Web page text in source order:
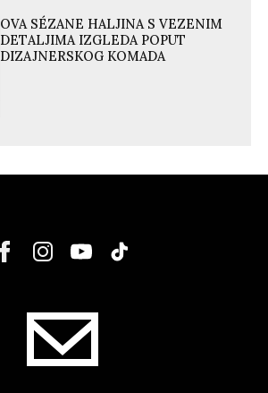
OVA SÉZANE HALJINA S VEZENIM
DETALJIMA IZGLEDA POPUT
DIZAJNERSKOG KOMADA